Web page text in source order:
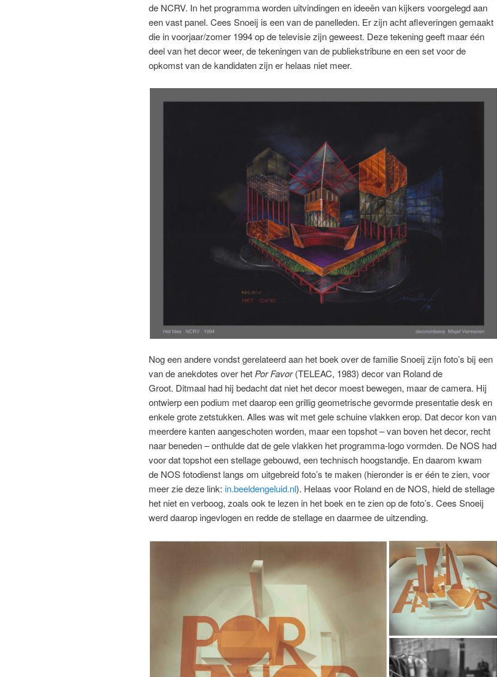
de NCRV. In het programma worden uitvindingen en ideeën van kijkers voorgelegd aan
een vast panel. Cees Snoeij is een van de panelleden. Er zijn acht afleveringen gemaakt
die in voorjaar/zomer 1994 op de televisie zijn geweest. Deze tekening geeft maar één
deel van het decor weer, de tekeningen van de publiekstribune en een set voor de
opkomst van de kandidaten zijn er helaas niet meer.
Nog een andere vondst gerelateerd aan het boek over de familie Snoeij zijn foto’s bij een
van de anekdotes over het Por Favor(TELEAC, 1983) decor van Roland de
Groot. Ditmaal had hij bedacht dat niet het decor moest bewegen, maar de camera. Hij
ontwierp een podium met daarop een grillig geometrische gevormde presentatie desk en
enkele grote zetstukken. Alles was wit met gele schuine vlakken erop. Dat decor kon van
meerdere kanten aangeschoten worden, maar een topshot – van boven het decor, recht
naar beneden – onthulde dat de gele vlakken het programma-logo vormden. De NOS had
voor dat topshot een stellage gebouwd, een technisch hoogstandje. En daarom kwam
de NOS fotodienst langs om uitgebreid foto’s te maken (hieronder is er één te zien, voor
meer zie deze link: in.beeldengeluid.nl). Helaas voor Roland en de NOS, hield de stellage
het niet en verboog, zoals ook te lezen in het boek en te zien op de foto’s. Cees Snoeij
werd daarop ingevlogen en redde de stellage en daarmee de uitzending.